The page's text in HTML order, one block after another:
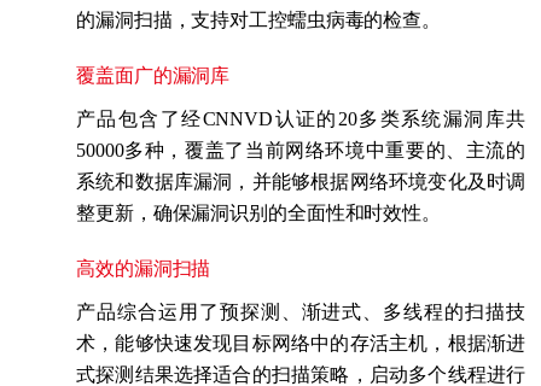
的漏洞扫描，支持对工控蠕虫病毒的检查。
覆盖面广的漏洞库
产品包含了经CNNVD认证的20多类系统漏洞库共
50000多种，覆盖了当前网络环境中重要的、主流的
系统和数据库漏洞，并能够根据网络环境变化及时调
整更新，确保漏洞识别的全面性和时效性。
高效的漏洞扫描
产品综合运用了预探测、渐进式、多线程的扫描技
术，能够快速发现目标网络中的存活主机，根据渐进
式探测结果选择适合的扫描策略，启动多个线程进行